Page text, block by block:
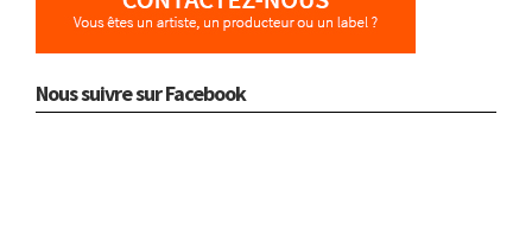
Nous suivre sur Facebook